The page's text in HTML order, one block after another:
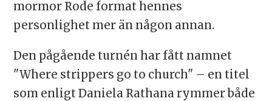
mormor Rode format hennes
personlighet mer än någon annan.
Den pågående turnén har fått namnet
"Where strippers go to church" – en titel
som enligt Daniela Rathana rymmer både